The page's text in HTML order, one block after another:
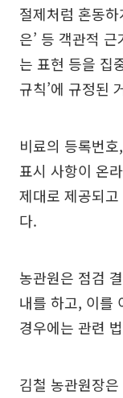
절제처럼 혼동하
은’ 등 객관적
는 표현 등을 집
규칙’에 규정된
비료의 등록번
표시 사항이 온
제대로 제공되
다.
농관원은 점검
내를 하고, 이를
경우에는 관련
김철 농관원장